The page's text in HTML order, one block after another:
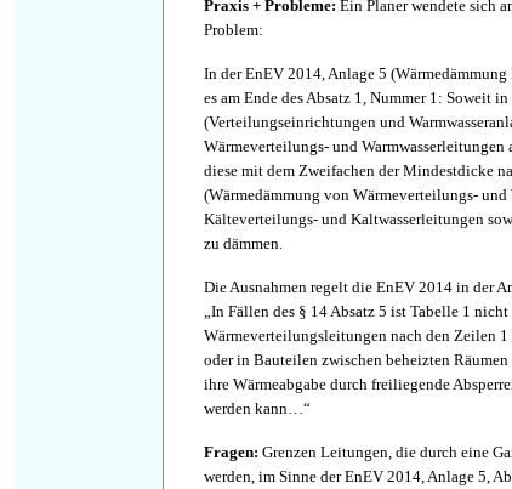
Praxis + Probleme: Ein Planer wendete sich
Problem:
In der EnEV 2014, Anlage 5
es am Ende des Absatz 1, Nummer 1: Soweit
(Verteilungseinrichtungen und
Wärmeverteilungs- und
diese mit dem Zweifachen der Mindestdicke
(Wärmedämmung von Wärmeverteilungs- und
Kälteverteilungs- und Kaltwasserleitungen
zu dämmen.
Die Ausnahmen regelt die EnEV 2014 in der
„In Fällen des § 14 Absatz 5 ist Tabelle 1
Wärmeverteilungsleitungen nach den Zeilen
oder in Bauteilen zwischen beheizten
ihre Wärmeabgabe durch freiliegende
werden kann…“
Fragen: Grenzen Leitungen, die durch eine
werden, im Sinne der EnEV 2014, Anlage 5,